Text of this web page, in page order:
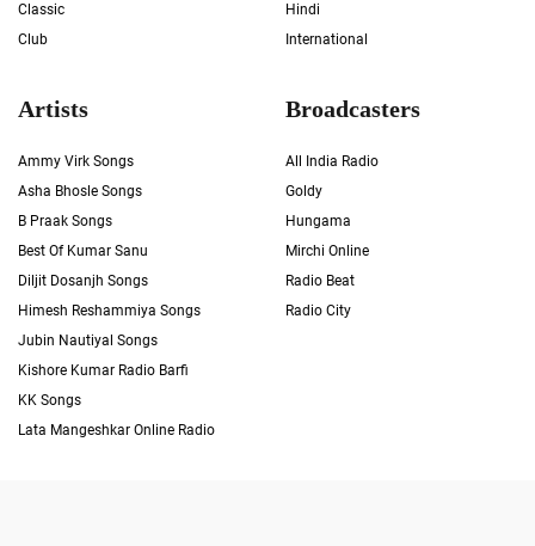
Classic
Club
Hindi
International
Artists
Ammy Virk Songs
Asha Bhosle Songs
B Praak Songs
Best Of Kumar Sanu
Diljit Dosanjh Songs
Himesh Reshammiya Songs
Jubin Nautiyal Songs
Kishore Kumar Radio Barfi
KK Songs
Lata Mangeshkar Online Radio
Broadcasters
All India Radio
Goldy
Hungama
Mirchi Online
Radio Beat
Radio City